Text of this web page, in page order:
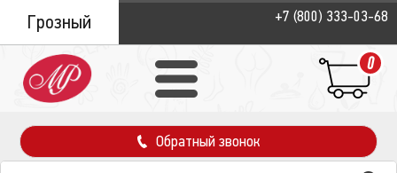
Грозный +7 (800) 333-03-68
0
Обратный звонок